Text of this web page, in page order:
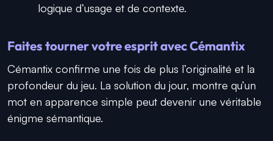
logique d’usage et de contexte.
Faites tourner votre esprit avec Cémantix
Cémantix confirme une fois de plus l’originalité et la
profondeur du jeu. La solution du jour, montre qu’un
mot en apparence simple peut devenir une véritable
énigme sémantique.